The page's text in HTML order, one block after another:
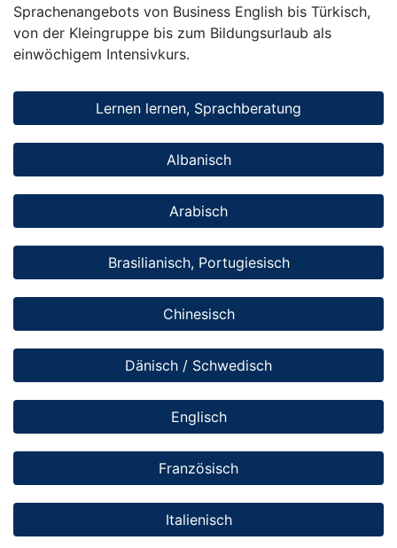
Sprachenangebots von Business English bis Türkisch,
von der Kleingruppe bis zum Bildungsurlaub als
einwöchigem Intensivkurs.
Lernen lernen, Sprachberatung
Albanisch
Arabisch
Brasilianisch, Portugiesisch
Chinesisch
Dänisch / Schwedisch
Englisch
Französisch
Italienisch